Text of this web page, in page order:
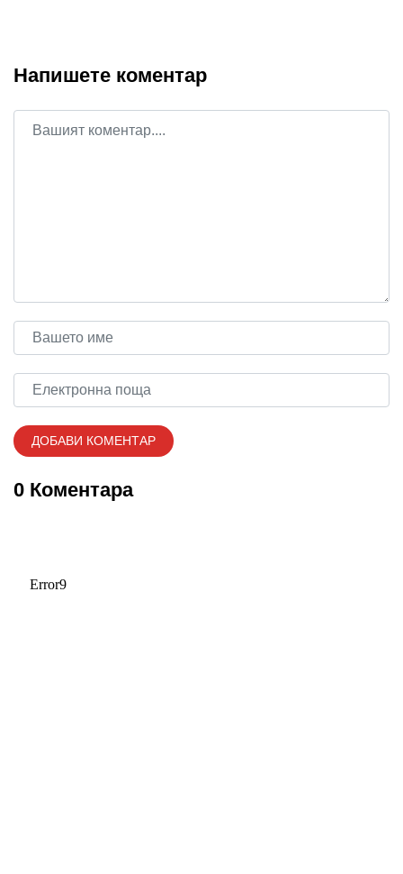
Напишете коментар
0 Коментара